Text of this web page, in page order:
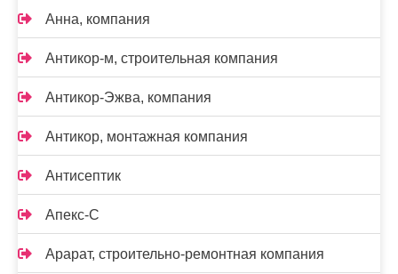
Анна, компания
Антикор-м, строительная компания
Антикор-Эжва, компания
Антикор, монтажная компания
Антисептик
Апекс-С
Арарат, строительно-ремонтная компания